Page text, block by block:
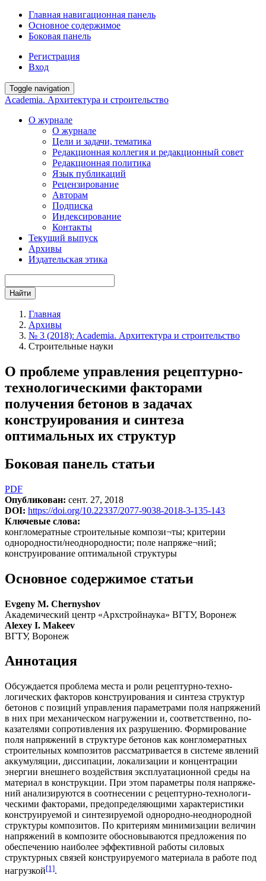
Главная навигационная панель
Основное содержимое
Боковая панель
Регистрация
Вход
Toggle navigation
Academia. Архитектура и строительство
О журнале
О журнале
Цели и задачи, тематика
Редакционная коллегия и редакционный совет
Редакционная политика
Язык публикаций
Рецензирование
Авторам
Подписка
Индексирование
Контакты
Текущий выпуск
Архивы
Издательская этика
Найти
Главная
Архивы
№ 3 (2018): Academia. Архитектура и строительство
Cтроительные науки
О проблеме управления рецептурно-
технологическими факторами
получения бетонов в задачах
конструирования и синтеза
оптимальных их структур
Боковая панель статьи
PDF
Опубликован: сент. 27, 2018
DOI: https://doi.org/10.22337/2077-9038-2018-3-135-143
Ключевые слова:
конгломератные строительные компози¬ты; критерии
однородности/неоднородности; поле напряже¬ний;
конструирование оптимальной структуры
Основное содержимое статьи
Evgeny M. Chernyshov
Академический центр «Архстройнаука» ВГТУ, Воронеж
Alexey I. Makeev
ВГТУ, Воронеж
Аннотация
Обсуждается проблема места и роли рецептурно-техно­
логических факторов конструирования и синтеза структур
бетонов с позиций управления параметрами поля напряжений
в них при механическом нагружении и, соответственно, по­
казателями сопротивления их разрушению. Формирование
поля напряжений в структуре бетонов как конгломератных
строительных композитов рассматривается в системе явле­ний
аккумуляции, диссипации, локализации и концентрации
энергии внешнего воздействия эксплуатационной среды на
материал в конструкции. При этом параметры поля напряже­
ний анализируются в соотнесении с рецептурно-технологи­
ческими факторами, предопределяющими характеристики
конструируемой и синтезируемой однородно-неоднородной
структуры композитов. По критериям минимизации величин
напряжений в композите обосновываются предложения по
обеспечению наиболее эффективной работы силовых
структурных связей конструируемого материала в работе под
нагрузкой[1].